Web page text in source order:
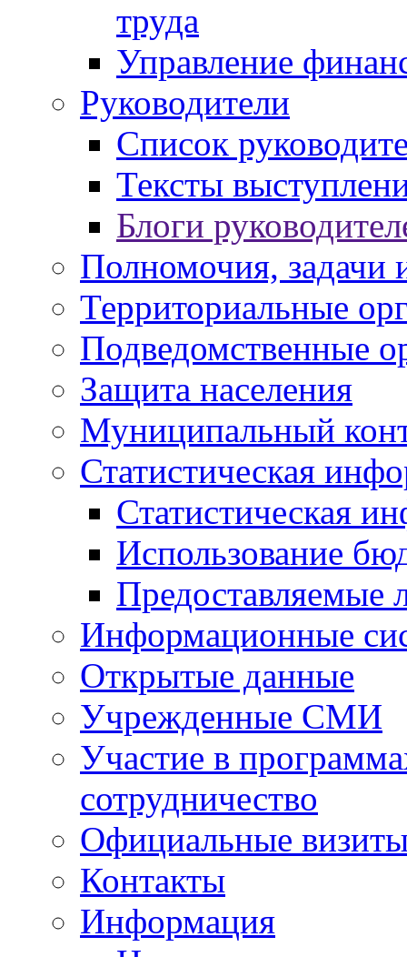
труда
Управление
Руководители
Список
Тексты
Блоги
Полномочия, задачи
Территориальные
Подведомственные
Защита населения
Муниципальный
Статистическая
Статистическая
Использование
Предоставляемые
Информационные
Открытые данные
Учрежденные СМИ
Участие в
сотрудничество
Официальные
Контакты
Информация